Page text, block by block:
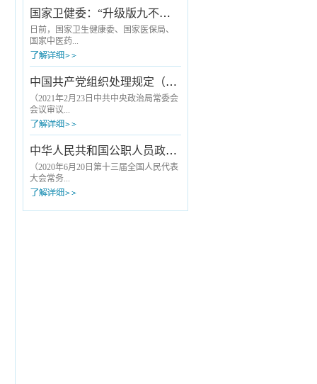
条 本办法适用于各级各类医疗卫生机
构开展涉及人的生物医学研究伦理审查
工作。第三条 本办法所称涉及人的...
劳取酬。严禁利用执业之便开单提成；
严禁以商业目的进行统方；除就诊医院
所在医联体的其他医疗机构，以及被纳
入医保“双通道”管理的定点零售药店外，
严禁安排患者到其他指定地点购买医药
务并从中谋取私利；严禁接受互联网企
业与开处方配药有关的费用。二、严守
诚信原则，不参与欺诈骗保。依法依规
合理使用医疗保障基金，遵守医保协议
管理，向医保...
国家卫健委：“升级版九不准”发布《医疗机构工作人员廉洁从业九项准则》
日前，国家卫生健康委、国家医保局、
国家中医药...
局联合发布《关于印发医疗机构工作人
员廉洁从业九项准则的通知》，对为广
大医务人员划清了基本行为底线。《九
项准则》公布实施后，原国家卫生计生
委与国家中医药管理局2013年12月联合
设“九不准”的通知》（以下简称“九不
准”）同时废止。《九项准则》是在“九不
准”从严治理内核基础上，从内容到形式
的升级完善，具体表现为：一、涵盖
“九...
中国共产党组织处理规定（试行）
（2021年2月23日中共中央政治局常委会
会议审议...
批准，2021年3月19日中共中央办公厅发
布）第一条 为了落实全面从严治党要
求，规范组织处理工作，根据《中国共
产党章程》和有关党内法规，制定本规
定。第二条 组织处理工作坚持以习近
导，贯彻新时代党的建设总要求和新时
中华人民共和国公职人员政务处分法
（2020年6月20日第十三届全国人民代表
大会常务...
委员会第十九次会议通过） 第一